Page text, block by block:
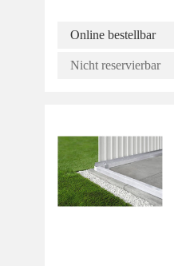
Online bestellbar
Nicht reservierbar